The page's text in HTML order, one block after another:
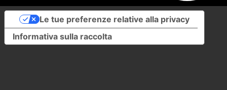
Informativa sulla raccolta
Le tue preferenze relative alla privacy